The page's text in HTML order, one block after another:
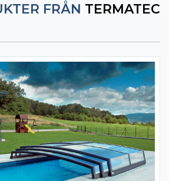
FRÅN TERMATEC